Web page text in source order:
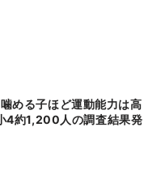
約1,200人の調査結果発